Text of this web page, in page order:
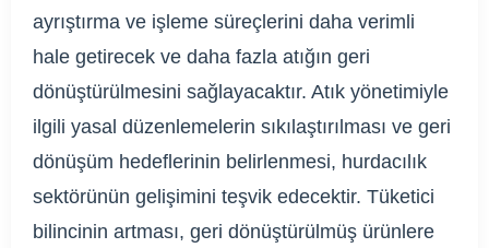
ayrıştırma ve işleme süreçlerini daha verimli
hale getirecek ve daha fazla atığın geri
dönüştürülmesini sağlayacaktır. Atık yönetimiyle
ilgili yasal düzenlemelerin sıkılaştırılması ve geri
dönüşüm hedeflerinin belirlenmesi, hurdacılık
sektörünün gelişimini teşvik edecektir. Tüketici
bilincinin artması, geri dönüştürülmüş ürünlere